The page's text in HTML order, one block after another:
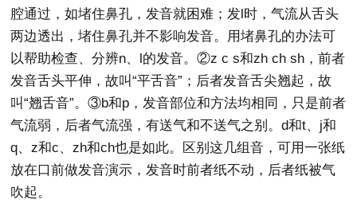
腔通过，如堵住鼻孔，发音就困难；发l时，气流从舌头
两边透出，堵住鼻孔并不影响发音。用堵鼻孔的办法可
以帮助检查、分辨n、l的发音。②z c s和zh ch sh，前者
发音舌头平伸，故叫“平舌音”；后者发音舌尖翘起，故
叫“翘舌音”。③b和p，发音部位和方法均相同，只是前者
气流弱，后者气流强，有送气和不送气之别。d和t、j和
q、z和c、zh和ch也是如此。区别这几组音，可用一张纸
放在口前做发音演示，发音时前者纸不动，后者纸被气
吹起。